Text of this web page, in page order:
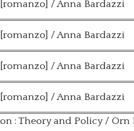
/ Anna Bardazzi
/ Anna Bardazzi
/ Anna Bardazzi
/ Anna Bardazzi
: Theory and Policy / Orn